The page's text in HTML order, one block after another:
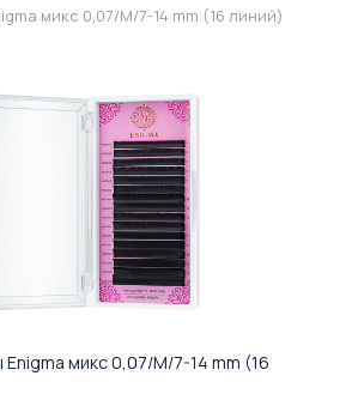
микс 0,07/M/7-14 mm (16 линий)
микс 0,07/M/7-14 mm (16